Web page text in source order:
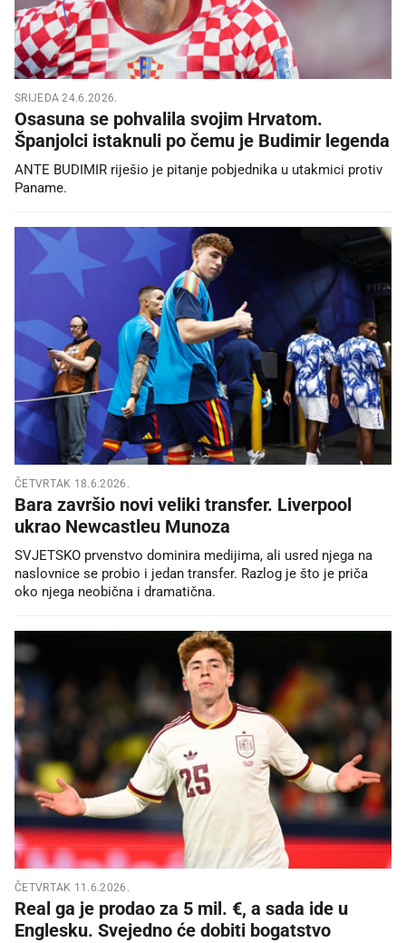
SRIJEDA 24.6.2026.
Osasuna se pohvalila svojim Hrvatom.
Španjolci istaknuli po čemu je Budimir legenda
ANTE BUDIMIR riješio je pitanje pobjednika u utakmici protiv
Paname.
ČETVRTAK 18.6.2026.
Bara završio novi veliki transfer. Liverpool
ukrao Newcastleu Munoza
SVJETSKO prvenstvo dominira medijima, ali usred njega na
naslovnice se probio i jedan transfer. Razlog je što je priča
oko njega neobična i dramatična.
ČETVRTAK 11.6.2026.
Real ga je prodao za 5 mil. €, a sada ide u
Englesku. Svejedno će dobiti bogatstvo